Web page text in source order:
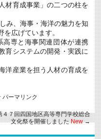
材育成事業」の二つの柱を
み、海事・海洋の魅力を知
広げています。
専と海事関連団体が連携
育システムの開発・実践に
洋産業を担う人材の育成を
パーマリンク
４７回四国地区高等専門学校総合
文化祭を開催しましたNew →